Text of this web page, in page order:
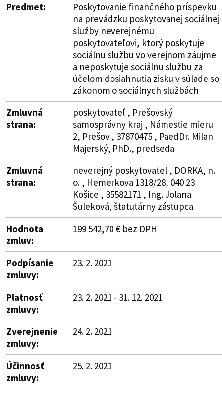
Predmet:
Poskytovanie finančného príspevku
na prevádzku poskytovanej sociálnej
služby neverejnému
poskytovateľovi, ktorý poskytuje
sociálnu službu vo verejnom záujme
a neposkytuje sociálnu službu za
účelom dosiahnutia zisku v súlade so
zákonom o sociálnych službách
Zmluvná
strana:
poskytovateľ , Prešovský
samosprávny kraj , Námestie mieru
2, Prešov , 37870475 , PaedDr. Milan
Majerský, PhD., predseda
Zmluvná
strana:
neverejný poskytovateľ , DORKA, n.
o. , Hemerkova 1318/28, 040 23
Košice , 35582171 , Ing. Jolana
Šuleková, štatutárny zástupca
Hodnota
zmluv:
199 542,70 € bez DPH
Podpísanie
zmluvy:
23. 2. 2021
Platnosť
zmluvy:
23. 2. 2021 - 31. 12. 2021
Zverejnenie
zmluvy:
24. 2. 2021
Účinnosť
zmluvy:
25. 2. 2021